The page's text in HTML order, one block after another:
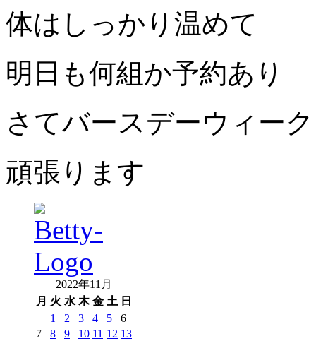
体はしっかり温めて
明日も何組か予約あり
さてバースデーウィーク
頑張ります
2022年11月
月 火 水 木 金 土 日
1 2 3 4 5
6
7
8 9 10 11 12 13